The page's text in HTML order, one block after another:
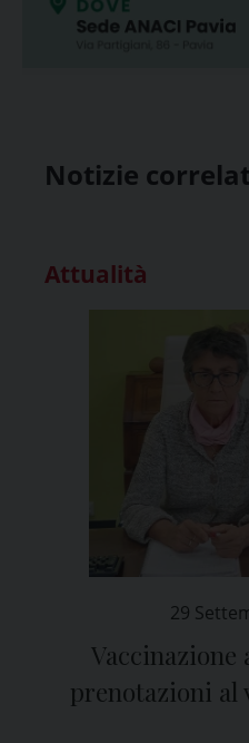
Notizie
Attualità
29
Vaccinazione
prenotazioni al